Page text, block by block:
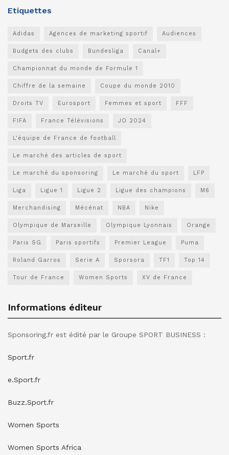
Etiquettes
Adidas Agences de marketing sportif Audiences
Budgets des clubs Bundesliga Canal+
Championnat du monde de Formule 1
Chiffre de la semaine Coupe du monde 2010
Droits TV Eurosport Femmes et sport FFF
FIFA France Télévisions JO 2024
L'équipe de France de football
Le marché des articles de sport
Le marché du sponsoring Le marché du sport LFP
Liga Ligue 1 Ligue 2 Ligue des champions M6
Merchandising Mécénat NBA Nike
Olympique de Marseille Olympique Lyonnais Orange
Paris SG Paris sportifs Premier League Puma
Roland Garros Serie A Sporsora TF1 Top 14
Tour de France Women Sports XV de France
Informations éditeur
Sponsoring.fr est édité par le Groupe SPORT BUSINESS :
Sport.fr
e.Sport.fr
Buzz.Sport.fr
Women Sports
Women Sports Africa